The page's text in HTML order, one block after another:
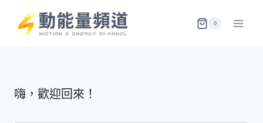
content
0
嗨，歡迎回來！